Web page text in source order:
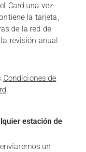
Card una vez
la tarjeta,
de la red de
revisión anual
Condiciones de
.
estación de
un